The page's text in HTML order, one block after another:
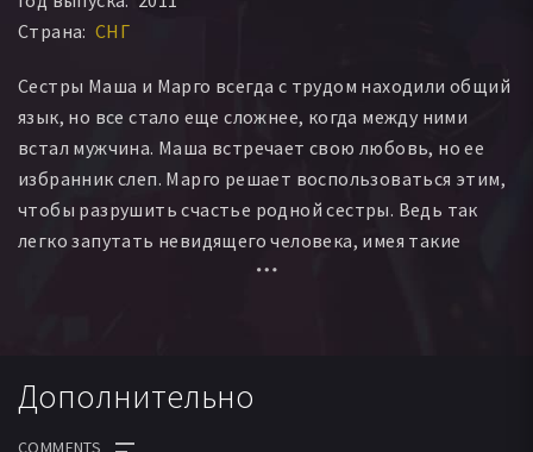
Валерий Кащеев
Яна Касперович Мария Мацель Владимир Божков
Тамара Муженко Матвей Шкуратов
Артем Давидович Зоя Белохвостик
Валерия Гайдукевич Сергей Здоронков Антон Белько
Страна: СНГ
Сестры Маша и Марго всегда с трудом находили общий
язык, но все стало еще сложнее, когда между ними
встал мужчина. Маша встречает свою любовь, но ее
избранник слеп. Марго решает воспользоваться этим,
чтобы разрушить счастье родной сестры. Ведь так
легко запутать невидящего человека, имея такие
схожие голоса и умение перевоплощаться.
Дополнительно